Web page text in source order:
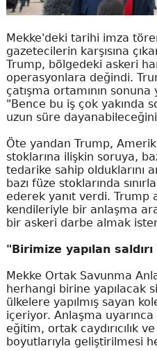
Mekke'deki tarihi imza
gazetecilerin karşısına
Trump, bölgedeki askeri
operasyonlara değindi.
çatışma ortamının sonuna
"Bence bu iş çok yakında
uzun süre
Öte yandan Trump,
stoklarına ilişkin soruya,
tedarike sahip olduklarını
bazı füze stoklarında
ederek yanıt verdi. Trump
kendileriyle bir anlaşma
bir askeri darbe almak
"Birimize yapılan
Mekke Ortak Savunma
herhangi birine yapılacak
ülkelere yapılmış sayan
içeriyor. Anlaşma
eğitim, ortak caydırıcılık
boyutlarıyla geliştirilmesi